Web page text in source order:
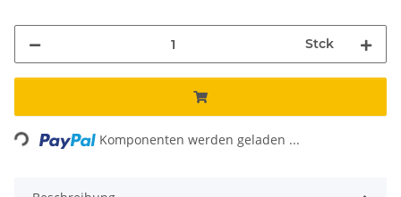
Stck
Loading... Komponenten werden geladen ...